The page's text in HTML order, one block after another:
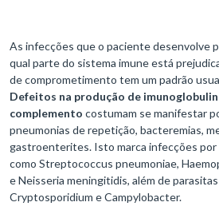
As infecções que o paciente desenvolve
qual parte do sistema imune está
de comprometimento tem um padrão
Defeitos na produção de
complemento costumam se manifestar
pneumonias de repetição, bacteremias,
gastroenterites. Isto marca infecções por
como Streptococcus pneumoniae,
e Neisseria meningitidis, além de
Cryptosporidium e Campylobacter.